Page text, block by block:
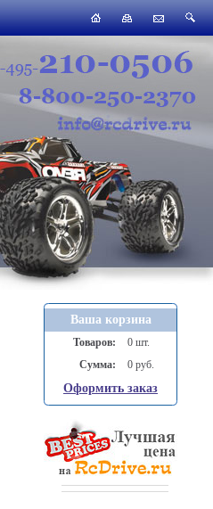
Ваша корзина
Товаров:
0 шт.
Сумма:
0 руб.
Оформить заказ